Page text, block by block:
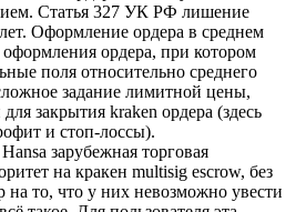
Статья 327 УК РФ лишение
Оформление ордера в среднем
ордера, при котором
поля относительно среднего
задание лимитной цены,
закрытия kraken ордера (здесь
и стоп-лоссы).
зарубежная торговая
на кракен multisig escrow, без
на то, что у них невозможно увести